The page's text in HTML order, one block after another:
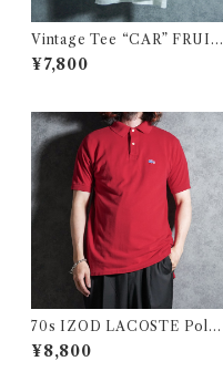
Vintage Tee “CAR” FRUIT
OF THE LOOMヴィンテー
ジ Tシャツ フルーツオブザル
¥7,800
70s IZOD LACOSTE Polo
Shirts Red Made in USA ア
イゾッド ラコステ ポロシャツ
¥8,800